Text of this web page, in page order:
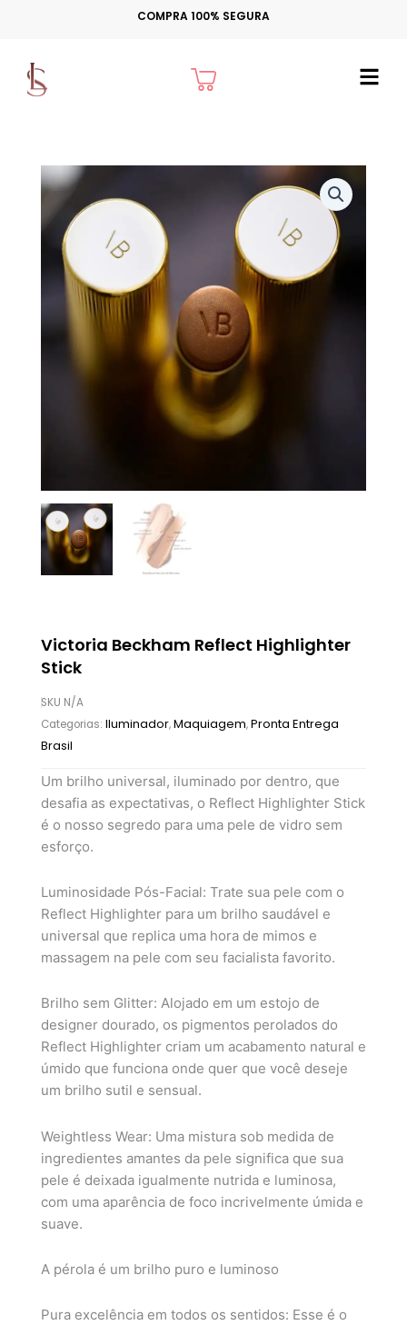
conteúdo
COMPRA 100% SEGURA
Cart
Victoria Beckham Reflect Highlighter
Stick
SKU N/A
Categorias: Iluminador,Maquiagem,Pronta Entrega
Brasil
Um brilho universal, iluminado por dentro, que
desafia as expectativas, o Reflect Highlighter Stick
é o nosso segredo para uma pele de vidro sem
esforço.
Luminosidade Pós-Facial: Trate sua pele com o
Reflect Highlighter para um brilho saudável e
universal que replica uma hora de mimos e
massagem na pele com seu facialista favorito.
Brilho sem Glitter: Alojado em um estojo de
designer dourado, os pigmentos perolados do
Reflect Highlighter criam um acabamento natural e
úmido que funciona onde quer que você deseje
um brilho sutil e sensual.
Weightless Wear: Uma mistura sob medida de
ingredientes amantes da pele significa que sua
pele é deixada igualmente nutrida e luminosa,
com uma aparência de foco incrivelmente úmida e
suave.
A pérola é um brilho puro e luminoso
Pura excelência em todos os sentidos: Esse é o